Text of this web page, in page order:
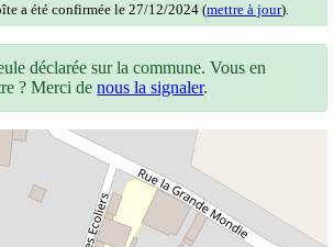
a été confirmée le 27/12/2024 (mettre à jour).
déclarée sur la commune. Vous en
? Merci denous la signaler.